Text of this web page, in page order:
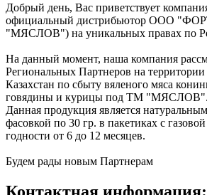
Добрый день, Вас приветствует
официальный дистрибьютор ООО
"МЯСЛОВ") на уникальных правах по
На данный момент, наша компания
Региональных Партнеров на
Казахстан по сбыту вяленого мяса
говядины и курицы под ТМ "МЯСЛОВ".
Данная продукция является
фасовкой по 30 гр. в пакетиках с
годности от 6 до 12 месяцев.
Будем рады новым Партнерам
Контактная информация: